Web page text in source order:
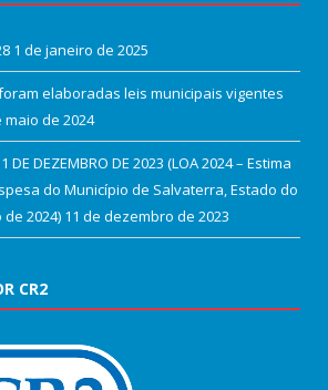
1 de janeiro de 2025
elaboradas leis municipais vigentes
maio de 2024
DE DEZEMBRO DE 2023 (LOA 2024 – Estima
do Município de Salvaterra, Estado do
2024) 11 de dezembro de 2023
CR2